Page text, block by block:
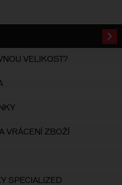
VELIKOST?
VRÁCENÍ ZBOŽÍ
SPECIALIZED